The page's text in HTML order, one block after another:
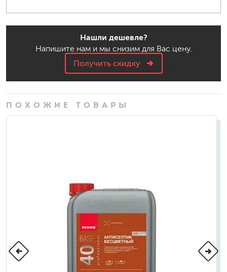
Нашли дешевле?
Напишите нам и мы снизим для Вас цену.
Получить скидку
ПОХОЖИЕ ТОВАРЫ